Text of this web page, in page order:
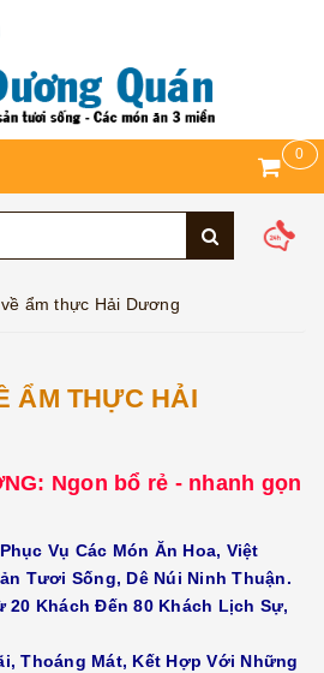
0
ẩm thực Hải Dương
ẨM THỰC HẢI
Ngon bổ rẻ - nhanh gọn
Vụ Các Món Ăn Hoa, Việt
Tươi Sống, Dê Núi Ninh Thuận.
20 Khách Đến 80 Khách Lịch Sự,
Thoáng Mát, Kết Hợp Với Những